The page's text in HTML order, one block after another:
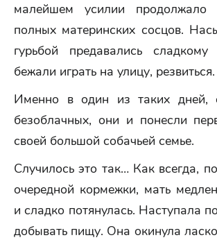
малейшем усилии продолжало
полных материнских сосцов.
гурьбой предавались
бежали играть на улицу, резвиться.
Именно в один из таких дней,
безоблачных, они и понесли
своей большой собачьей семье.
Случилось это так… Как всегда,
очередной кормежки, мать
и сладко потянулась. Наступала
добывать пищу. Она окинула